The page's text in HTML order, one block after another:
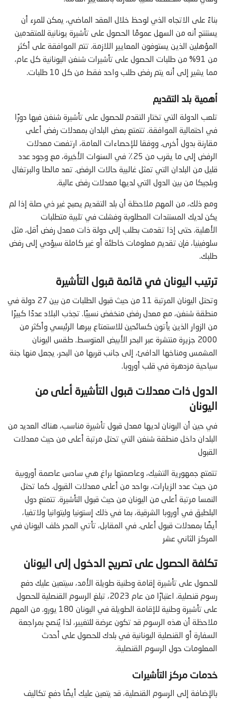
بناءً على الاتجاه الذي لوحظ خلال العقد الماضي، يمكن للمرء أن
يستنتج أنه من السهل عمومًا الحصول على تأشيرة يونانية للمتقدمين
المؤهلين الذين يستوفون المعايير اللازمة. تتم الموافقة على أكثر
من 91% من طلبات الحصول على تأشيرات شنغن اليونانية كل عام،
مما يشير إلى أنه يتم رفض طلب واحد فقط من كل 10 طلبات.
أهمية بلد التقديم
تلعب الدولة التي تختار التقدم للحصول على تأشيرة شنغن فيها دورًا
في احتمالية الموافقة. تتمتع بعض البلدان بمعدلات رفض أعلى
مقارنة بدول أخرى. ووفقا للإحصاءات العامة، ارتفعت معدلات
الرفض إلى ما يقرب من 25٪ في السنوات الأخيرة، مع وجود عدد
قليل من البلدان التي تمثل غالبية حالات الرفض. تعد مالطا والبرتغال
وبلجيكا من بين الدول التي لديها معدلات رفض عالية.
ومع ذلك، من المهم ملاحظة أن بلد التقديم يصبح غير ذي صلة إذا لم
يكن لديك المستندات المطلوبة وفشلت في تلبية متطلبات
الأهلية. حتى إذا تقدمت بطلب إلى دولة ذات معدل رفض أقل، مثل
سلوفينيا، فإن تقديم معلومات خاطئة أو غير كاملة سيؤدي إلى رفض
طلبك.
ترتيب اليونان في قائمة قبول التأشيرة
وتحتل اليونان المرتبة 11 من حيث قبول الطلبات من بين 27 دولة في
منطقة شنغن، مع معدل رفض منخفض نسبيًا. تجذب البلاد عددًا كبيرًا
من الزوار الذين يأتون كسائحين للاستمتاع ببرها الرئيسي وأكثر من
2000 جزيرة منتشرة عبر البحر الأبيض المتوسط. طقس اليونان
المشمس ومناخها الدافئ، إلى جانب قربها من البحر، يجعل منها جنة
سياحية مزدهرة في قلب أوروبا.
الدول ذات معدلات قبول التأشيرة أعلى من
اليونان
في حين أن اليونان لديها معدل قبول تأشيرة مناسب، هناك العديد من
البلدان داخل منطقة شنغن التي تحتل مرتبة أعلى من حيث معدلات
القبول
تتمتع جمهورية التشيك، وعاصمتها براغ هي سادس عاصمة أوروبية
من حيث عدد الزيارات، بواحد من أعلى معدلات القبول. كما تحتل
النمسا مرتبة أعلى من اليونان من حيث قبول التأشيرة. تتمتع دول
البلطيق في أوروبا الشرقية، بما في ذلك إستونيا وليتوانيا ولاتفيا،
أيضًا بمعدلات قبول أعلى. في المقابل، تأتي المجر خلف اليونان في
المركز الثاني عشر
تكلفة الحصول على تصريح الدخول إلى اليونان
للحصول على تأشيرة إقامة وطنية طويلة الأمد، سيتعين عليك دفع
رسوم قنصلية. اعتبارًا من عام 2023، تبلغ الرسوم القنصلية للحصول
على تأشيرة وطنية للإقامة الطويلة في اليونان 180 يورو. من المهم
ملاحظة أن هذه الرسوم قد تكون عرضة للتغيير، لذا يُنصح بمراجعة
السفارة أو القنصلية اليونانية في بلدك للحصول على أحدث
المعلومات حول الرسوم القنصلية.
خدمات مركز التأشيرات
بالإضافة إلى الرسوم القنصلية، قد يتعين عليك أيضًا دفع تكاليف